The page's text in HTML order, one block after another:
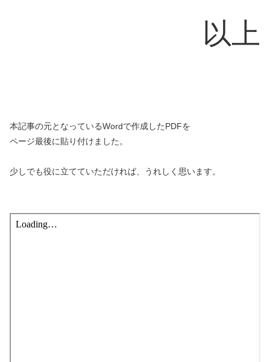
以上
本記事の元となっているWordで作成したPDFを
ページ最後に貼り付けました。
少しでも役に立てていただければ、うれしく思います。